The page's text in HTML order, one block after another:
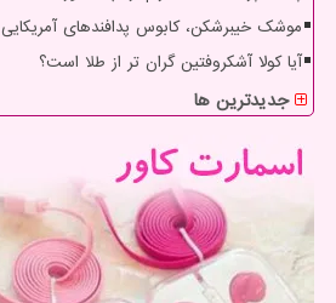
موشک خیبرشکن، کابوس پدافندهای آمریکایی
آیا کولا آشکروفتین گران تر از طلا است؟
جدیدترین ها